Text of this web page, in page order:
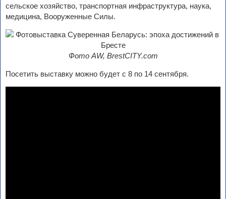
сельское хозяйство, транспортная инфраструктура, наука,
медицина, Вооруженные Силы.
Фото AW, BrestCITY.com
Посетить выставку можно будет с 8 по 14 сентября.